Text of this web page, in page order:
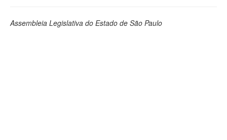
Assembleia Legislativa do Estado de São Paulo